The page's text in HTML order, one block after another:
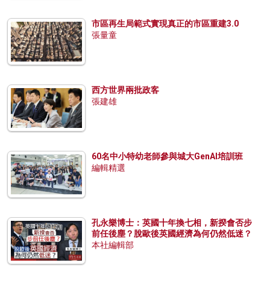
市區再生局範式實現真正的市區重建3.0
張量童
西方世界兩批政客
張建雄
60名中小特幼老師參與城大GenAI培訓班
編輯精選
孔永樂博士：英國十年換七相，新揆會否步
前任後塵？脫歐後英國經濟為何仍然低迷？
本社編輯部